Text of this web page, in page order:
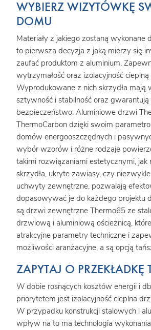
WYBIERZ WIZYTÓWKĘ
DOMU
Materiały z jakiego zostaną
to pierwsza decyzja z jaką mierzy się
zaufać produktom z aluminium.
wytrzymałość oraz izolacyjność
Wyprodukowane z nich skrzydła mają
sztywność i stabilność oraz
bezpieczeństwo. Aluminiowe drzwi
ThermoCarbon dzięki swoim
domów energooszczędnych i
wybór wzorów i różne rodzaje
takimi rozwiązaniami estetycznymi, jak
skrzydła, ukryte zawiasy, czy
uchwyty zewnętrzne, pozwalają
dopasowywać je do każdego projektu
są drzwi zewnętrzne Thermo65 ze
drzwiową i aluminiową ościeżnicą,
atrakcyjne parametry techniczne i
możliwości aranżacyjne, a są opcją
ZAPYTAJ O PRZEKŁADKĘ
W dobie rosnących kosztów energii i
priorytetem jest izolacyjność cieplna
W przypadku konstrukcji stalowych i
wpływ na to ma technologia